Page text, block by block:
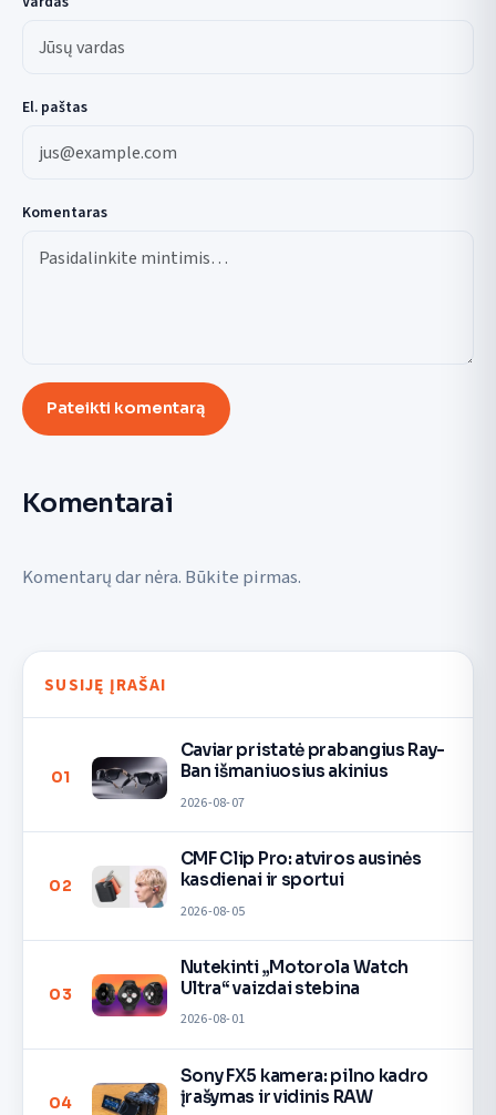
El. paštas
Komentaras
Pateikti komentarą
Komentarai
Komentarų dar nėra. Būkite pirmas.
SUSIJĘ ĮRAŠAI
01
Caviar pristatė prabangius Ray-
Ban išmaniuosius akinius
2026-08-07
02
CMF Clip Pro: atviros ausinės
kasdienai ir sportui
2026-08-05
03
Nutekinti „Motorola Watch
Ultra“ vaizdai stebina
2026-08-01
04
Sony FX5 kamera: pilno kadro
įrašymas ir vidinis RAW